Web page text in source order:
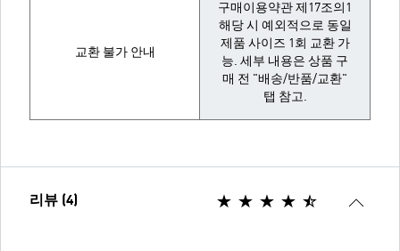
교환 불가 안내
구매이용약관 제17조의1
해당 시 예외적으로 동일
제품 사이즈 1회 교환 가
능. 세부 내용은 상품 구
매 전 "배송/반품/교환"
탭 참고.
리뷰 (4)